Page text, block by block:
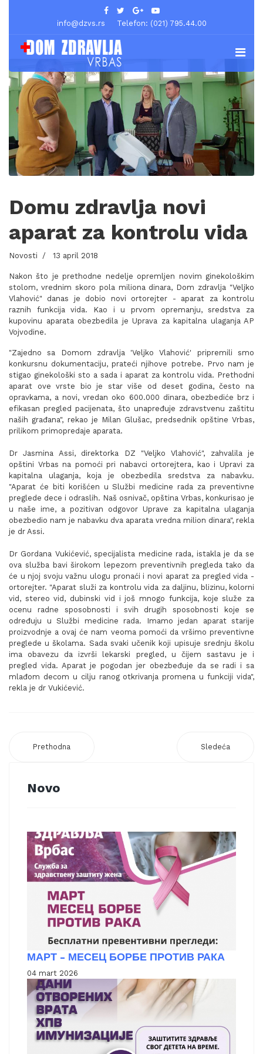
info@dzvs.rs Telefon: (021) 795.44.00
Domu zdravlja novi
aparat za kontrolu vida
Novosti 13 april 2018
Nakon što je prethodne nedelje opremljen novim ginekološkim
stolom, vrednim skoro pola miliona dinara, Dom zdravlja "Veljko
Vlahović" danas je dobio novi ortorejter - aparat za kontrolu
raznih funkcija vida. Kao i u prvom opremanju, sredstva za
kupovinu aparata obezbedila je Uprava za kapitalna ulaganja AP
Vojvodine.
"Zajedno sa Domom zdravlja 'Veljko Vlahović' pripremili smo
konkursnu dokumentaciju, prateći njihove potrebe. Prvo nam je
stigao ginekološki sto a sada i aparat za kontrolu vida. Prethodni
aparat ove vrste bio je star više od deset godina, često na
opravkama, a novi, vredan oko 600.000 dinara, obezbediće brz i
efikasan pregled pacijenata, što unapređuje zdravstvenu zaštitu
naših građana", rekao je Milan Glušac, predsednik opštine Vrbas,
prilikom primopredaje aparata.
Dr Jasmina Assi, direktorka DZ "Veljko Vlahović", zahvalila je
opštini Vrbas na pomoći pri nabavci ortorejtera, kao i Upravi za
kapitalna ulaganja, koja je obezbedila sredstva za nabavku.
"Aparat će biti korišćen u Službi medicine rada za preventivne
preglede dece i odraslih. Naš osnivač, opština Vrbas, konkurisao je
u naše ime, a pozitivan odgovor Uprave za kapitalna ulaganja
obezbedio nam je nabavku dva aparata vredna milion dinara", rekla
je dr Assi.
Dr Gordana Vukićević, specijalista medicine rada, istakla je da se
ova služba bavi širokom lepezom preventivnih pregleda tako da
će u njoj svoju važnu ulogu pronaći i novi aparat za pregled vida -
ortorejter. "Aparat služi za kontrolu vida za daljinu, blizinu, kolorni
vid, stereo vid, dubinski vid i još mnogo funkcija, koje služe za
ocenu radne sposobnosti i svih drugih sposobnosti koje se
određuju u Službi medicine rada. Imamo jedan aparat starije
proizvodnje a ovaj će nam veoma pomoći da vršimo preventivne
preglede u školama. Sada svaki učenik koji upisuje srednju školu
ima obavezu da izvrši lekarski pregled, u čijem sastavu je i
pregled vida. Aparat je pogodan jer obezbeđuje da se radi i sa
mlađom decom u cilju ranog otkrivanja promena u funkciji vida",
rekla je dr Vukićević.
Prethodna Sledeća
Novo
МАРТ - МЕСЕЦ БОРБЕ ПРОТИВ РАКА
04 mart 2026